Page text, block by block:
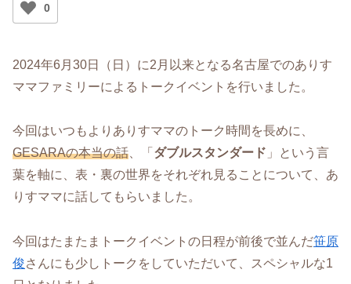
0
2024年6月30日（日）に2月以来となる名古屋でのありす
ママファミリーによるトークイベントを行いました。
今回はいつもよりありすママのトーク時間を長めに、
GESARAの本当の話、「 ダブルスタンダード 」という言
葉を軸に、表・裏の世界をそれぞれ見ることについて、あ
りすママに話してもらいました。
今回はたまたまトークイベントの日程が前後で並んだ笹原
俊さんにも少しトークをしていただいて、スペシャルな1